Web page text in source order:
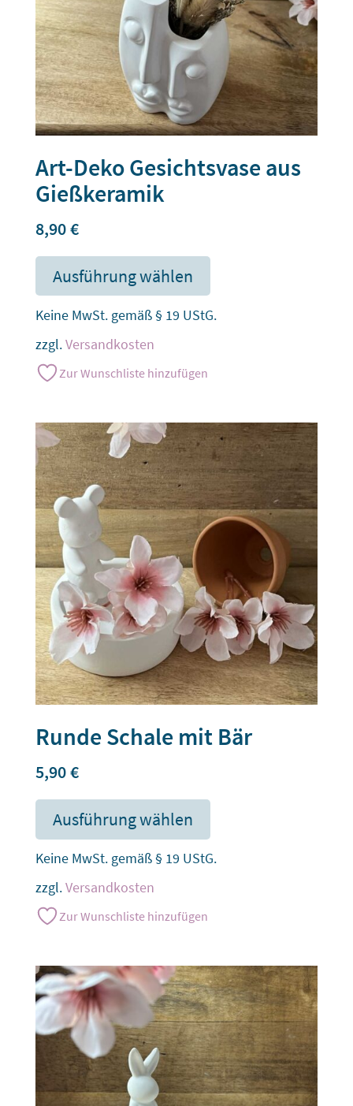
Art-Deko Gesichtsvase aus
Gießkeramik
8,90€
Ausführung wählen
Keine MwSt. gemäß § 19 UStG.
zzgl.Versandkosten
Zur Wunschliste hinzufügen
Runde Schale mit Bär
5,90€
Ausführung wählen
Keine MwSt. gemäß § 19 UStG.
zzgl.Versandkosten
Zur Wunschliste hinzufügen